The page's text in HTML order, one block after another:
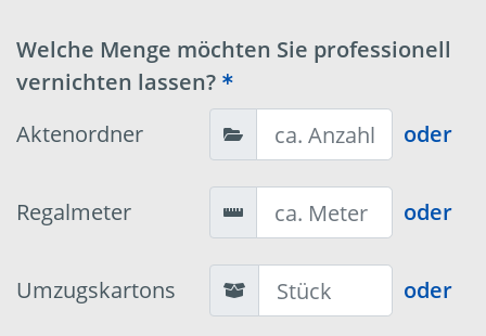
Welche Menge möchten Sie professionell
vernichten lassen?
Aktenordner
oder
Regalmeter oder
Umzugskartons oder